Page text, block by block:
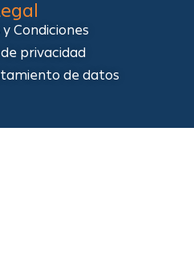
Condiciones
privacidad
de datos